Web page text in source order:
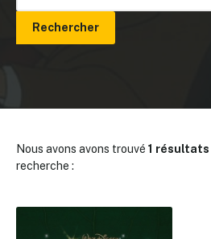
Rechercher
Nous avons avons trouvé 1 résultats
recherche :